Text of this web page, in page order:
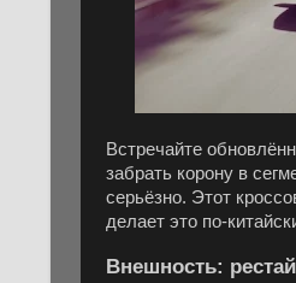
Встречайте
забрать корону в
серьёзно. Этот
делает это по-
Внешность: